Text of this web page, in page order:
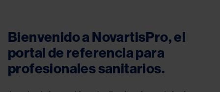
Bienvenido a NovartisPro, el
portal de referencia para
profesionales sanitarios.